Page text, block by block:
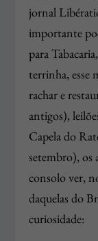
jornal
importante
para
terrinha, esse
rachar e
antigos),
Capela do
setembro), os
consolo ver,
daquelas do
curiosidade: